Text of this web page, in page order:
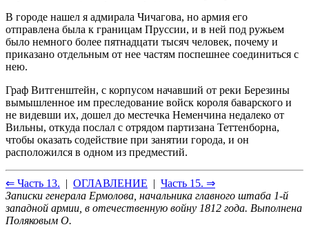
В городе нашел я адмирала Чичагова, но армия его
отправлена была к границам Пруссии, и в ней под ружьем
было немного более пятнадцати тысяч человек, почему и
приказано отдельным от нее частям поспешнее соединиться с
нею.
Граф Витгенштейн, с корпусом начавший от реки Березины
вымышленное им преследование войск короля баварского и
не видевши их, дошел до местечка Неменчина недалеко от
Вильны, откуда послал с отрядом партизана Теттенборна,
чтобы оказать содействие при занятии города, и он
расположился в одном из предместий.
⇐ Часть 13. | ОГЛАВЛЕНИЕ | Часть 15. ⇒
Записки генерала Ермолова, начальника главного штаба 1-й
западной армии, в отечественную войну 1812 года. Выполнена
Поляковым О.